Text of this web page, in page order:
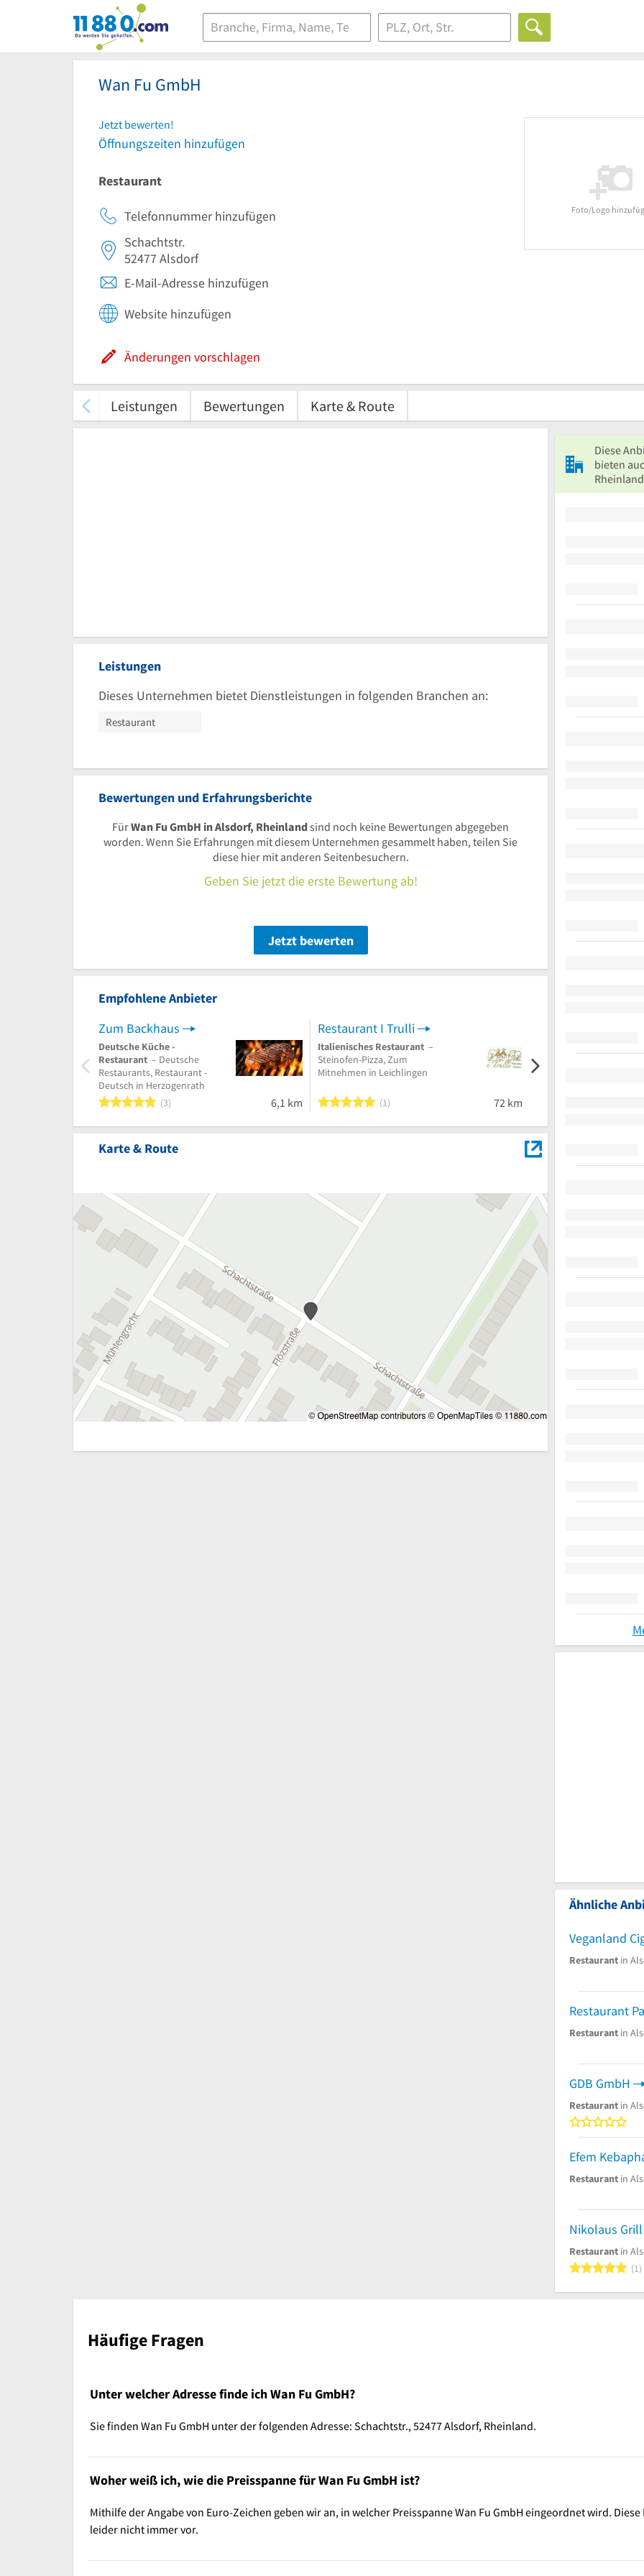
11880.com
Wan Fu GmbH
Jetzt bewerten!
Öffnungszeiten hinzufügen
Restaurant
Foto/Logo
Telefonnummer hinzufügen
Schachtstr.
52477 Alsdorf
E-Mail-Adresse hinzufügen
Website hinzufügen
Änderungen vorschlagen
Leistungen Bewertungen Karte & Route
Leistungen
Dieses Unternehmen bietet Dienstleistungen in folgenden Branchen an:
Restaurant
Bewertungen und Erfahrungsberichte
FürWan Fu GmbH in Alsdorf, Rheinland sind noch keine Bewertungen abgegeben
worden. Wenn Sie Erfahrungen mit diesem Unternehmen gesammelt haben, teilen Sie
diese hier mit anderen Seitenbesuchern.
Geben Sie jetzt die erste Bewertung ab!
Jetzt bewerten
Empfohlene Anbieter
Zum Backhaus
Deutsche Küche -
Restaurant – Deutsche
Restaurants, Restaurant -
Deutsch in Herzogenrath
5 von 5 Sternen
3 6,1 km
Restaurant I Trulli
Italienisches Restaurant –
Steinofen-Pizza, Zum
Mitnehmen in Leichlingen
5 von 5 Sternen
1 72 km
Düsseldorf
Karte & Route
Diese
bieten
Ähnliche
Veganland
Restaurant in
Restaurant
Restaurant in
GDB GmbH
Restaurant in
Efem
Restaurant in
Nikolaus Grill
Restaurant in
5
1
Häufige Fragen
Unter welcher Adresse finde ich Wan Fu GmbH?
Sie finden Wan Fu GmbH unter der folgenden Adresse: Schachtstr., 52477 Alsdorf, Rheinland.
Woher weiß ich, wie die Preisspanne für Wan Fu GmbH ist?
Mithilfe der Angabe von Euro-Zeichen geben wir an, in welcher Preisspanne Wan Fu GmbH eingeordnet wird.
leider nicht immer vor.